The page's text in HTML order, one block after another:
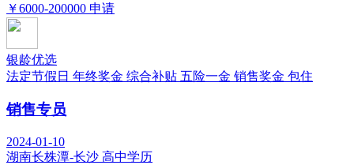
￥6000-200000 申请
银龄优选
法定节假日 年终奖金 综合补贴 五险一金 销售奖金 包住
销售专员
2024-01-10
湖南长株潭-长沙 高中学历